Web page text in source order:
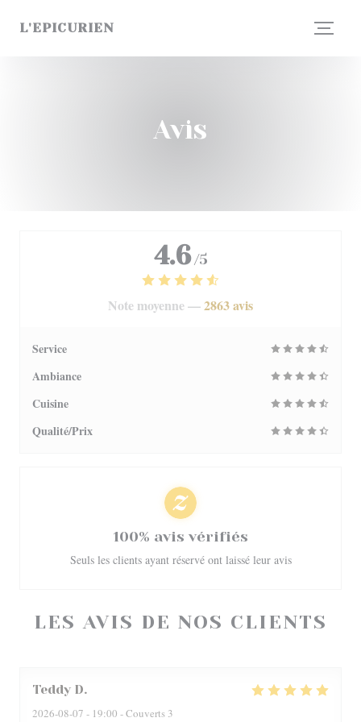
L'EPICURIEN
Avis
LES AVIS DE NOS CLIENTS
Teddy D
2026-08-07 - 19:00 - Couverts 3
4.6 /5
Note moyenne —2863 avis
Service
Ambiance
Cuisine
Qualité/Prix
100% avis vérifiés
Seuls les clients ayant réservé ont laissé leur avis